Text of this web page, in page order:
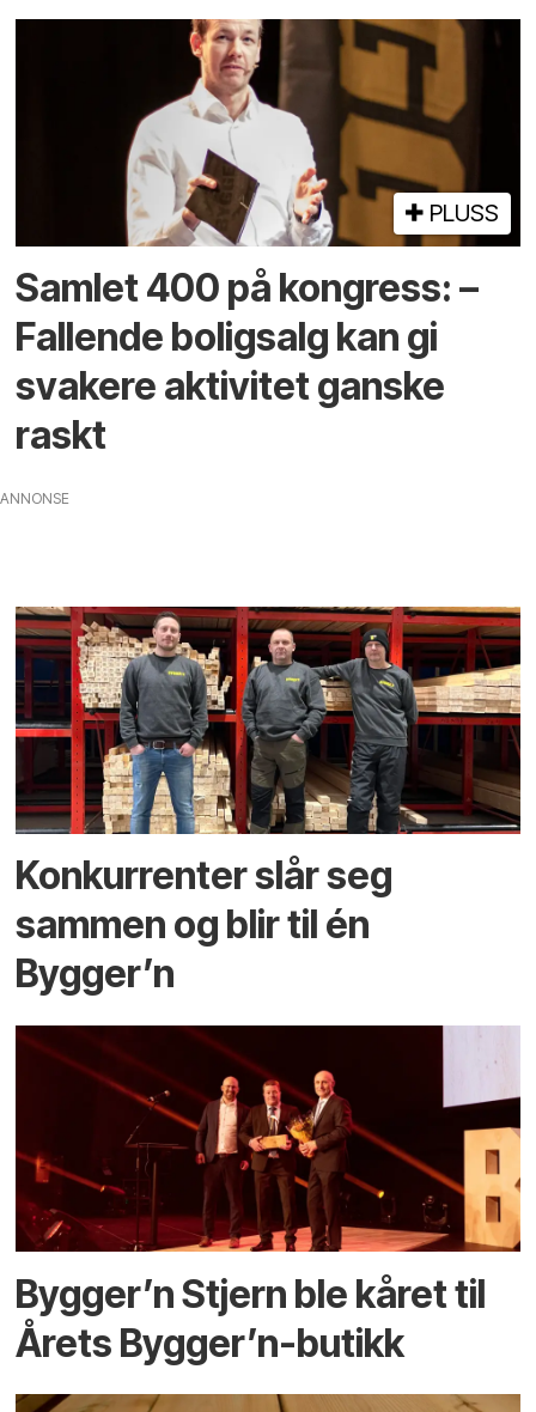
PLUSS
Samlet 400 på kongress: –
Fallende boligsalg kan gi
svakere aktivitet ganske
raskt
ANNONSE
Konkurrenter slår seg
sammen og blir til én
Bygger’n
Bygger’n Stjern ble kåret til
Årets Bygger’n-butikk